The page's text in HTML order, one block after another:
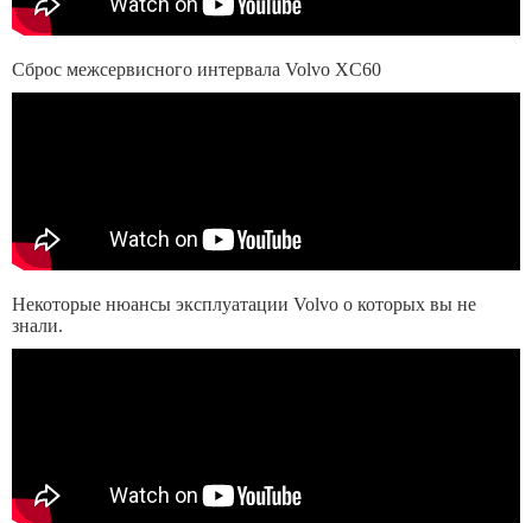
Сброс межсервисного интервала Volvo XC60
Некоторые нюансы эксплуатации Volvo о которых вы не
знали.